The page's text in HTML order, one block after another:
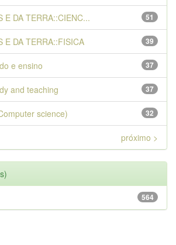
51
E DA TERRA::CIENC...
39
E DA TERRA::FISICA
37
e ensino
37
and teaching
32
science)
próximo >
564